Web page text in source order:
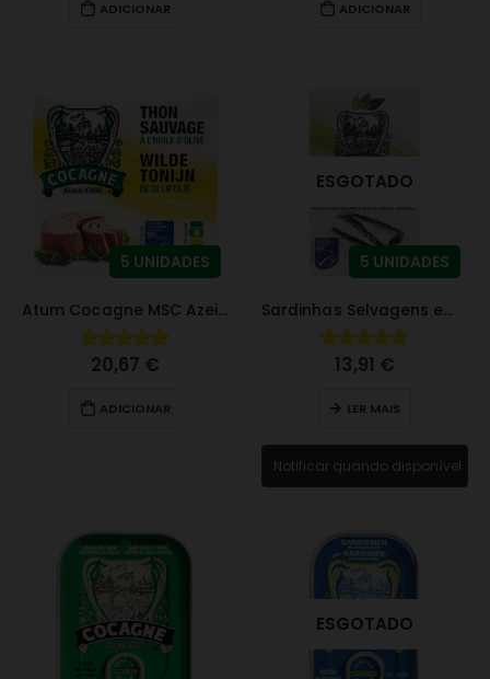
ADICIONAR ADICIONAR
5 UNIDADES
Atum Cocagne MSC Azeite 160 g
4.92fora de 5
20,67 €
ADICIONAR
ESGOTADO
5 UNIDADES
Sardinhas Selvagens em Azeite Extra Virgem BIO
4.85 fora de 5
13,91 €
LER MAIS
Notificar quando disponível
ESGOTADO